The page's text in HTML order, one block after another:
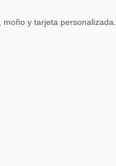
y tarjeta personalizada.